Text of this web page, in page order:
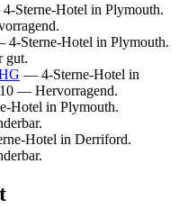
Sterne-Hotel in Plymouth.
Sterne-Hotel in Plymouth.
gut.
— 4-Sterne-Hotel in
— Hervorragend.
Hotel in Plymouth.
Hotel in Derriford.